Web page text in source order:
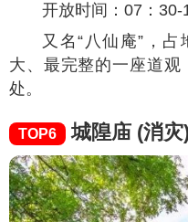
开放时间：07：30-
又名“八仙庵”，
大、最完整的一座道观
处。
TOP6 城隍庙 (消灾